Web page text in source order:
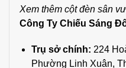
Xem thêm cột đèn sân
Công Ty Chiếu Sáng
Trụ sở chính: 224
Phường Linh Xuân,